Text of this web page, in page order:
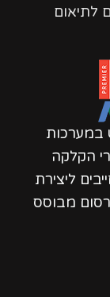
לתיאום
במערכות
הקלקה
ליצירת
מבוסס